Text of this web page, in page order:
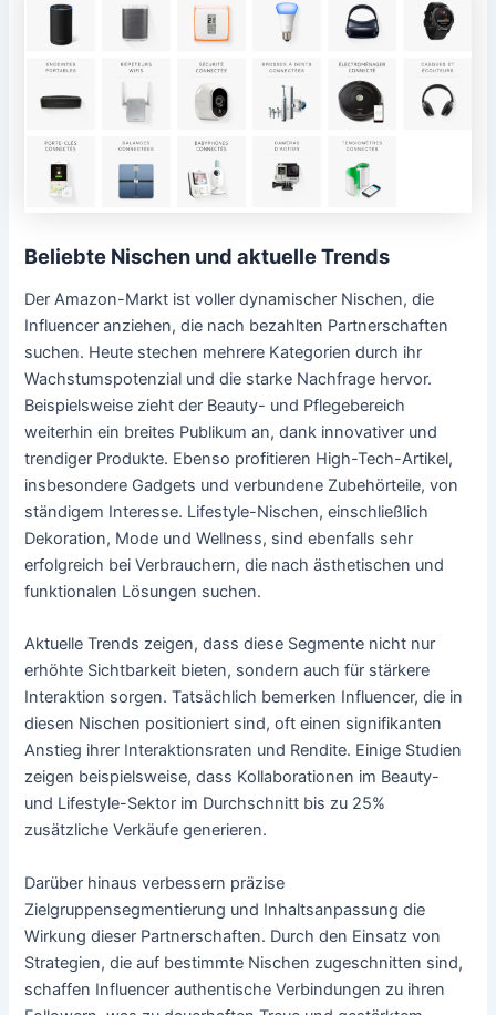
Beliebte Nischen und aktuelle Trends
Der Amazon-Markt ist voller dynamischer Nischen, die
Influencer anziehen, die nach bezahlten Partnerschaften
suchen. Heute stechen mehrere Kategorien durch ihr
Wachstumspotenzial und die starke Nachfrage hervor.
Beispielsweise zieht der Beauty- und Pflegebereich
weiterhin ein breites Publikum an, dank innovativer und
trendiger Produkte. Ebenso profitieren High-Tech-Artikel,
insbesondere Gadgets und verbundene Zubehörteile, von
ständigem Interesse. Lifestyle-Nischen, einschließlich
Dekoration, Mode und Wellness, sind ebenfalls sehr
erfolgreich bei Verbrauchern, die nach ästhetischen und
funktionalen Lösungen suchen.
Aktuelle Trends zeigen, dass diese Segmente nicht nur
erhöhte Sichtbarkeit bieten, sondern auch für stärkere
Interaktion sorgen. Tatsächlich bemerken Influencer, die in
diesen Nischen positioniert sind, oft einen signifikanten
Anstieg ihrer Interaktionsraten und Rendite. Einige Studien
zeigen beispielsweise, dass Kollaborationen im Beauty-
und Lifestyle-Sektor im Durchschnitt bis zu 25%
zusätzliche Verkäufe generieren.
Darüber hinaus verbessern präzise
Zielgruppensegmentierung und Inhaltsanpassung die
Wirkung dieser Partnerschaften. Durch den Einsatz von
Strategien, die auf bestimmte Nischen zugeschnitten sind,
schaffen Influencer authentische Verbindungen zu ihren